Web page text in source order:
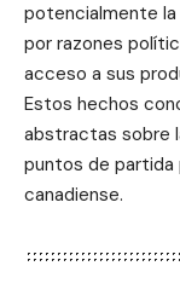
potencialmente
por razones
acceso a sus
Estos hechos
abstractas sobre
puntos de partida
canadiense.